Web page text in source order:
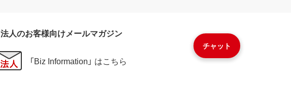
チャット
法人のお客様向けメールマガジン
「Biz Information」 はこちら